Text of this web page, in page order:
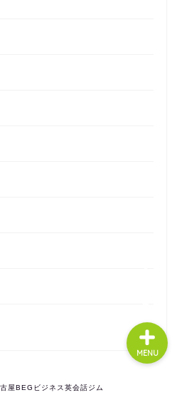
BEGビジネス英会話ジム
MENU